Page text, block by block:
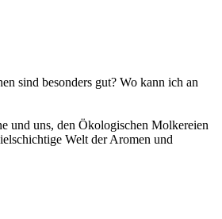
sind besonders gut? Wo kann ich an
und uns, den Ökologischen Molkereien
Welt der Aromen und